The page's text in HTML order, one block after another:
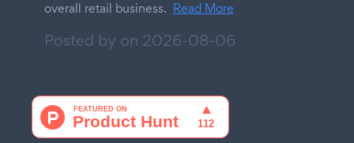
overall retail business. Read More
Posted by on 2026-08-06